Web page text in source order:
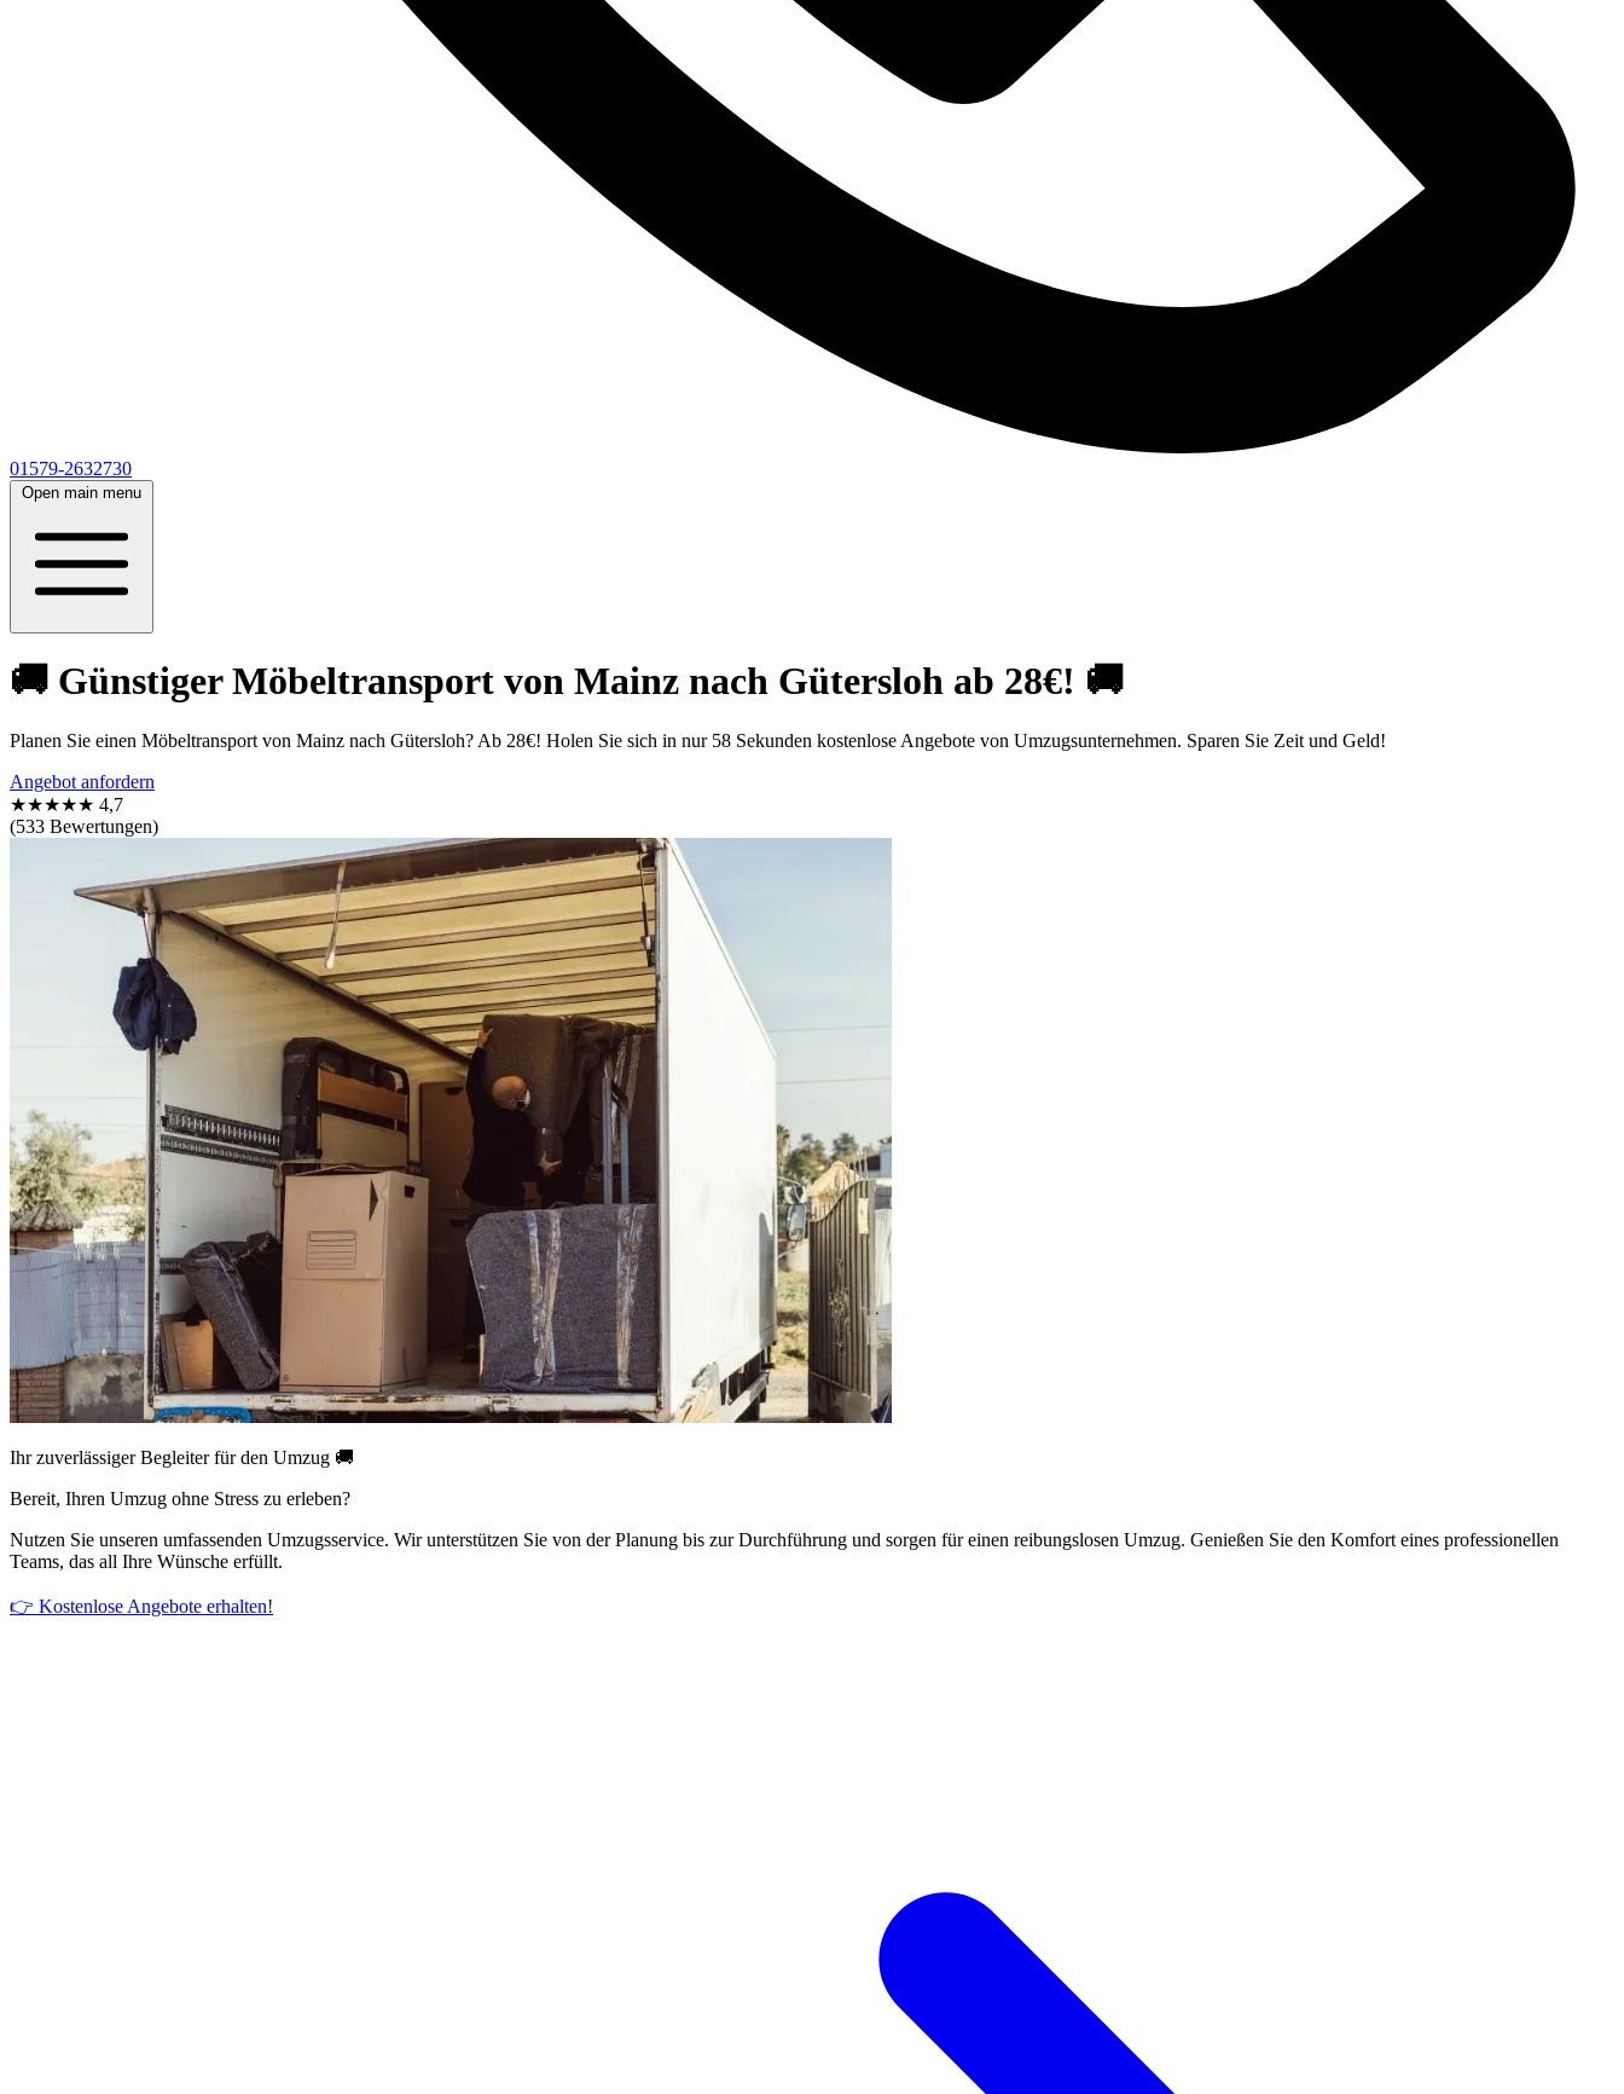
01579-2632730
Open main menu
🚚 Günstiger Möbeltransport von Mainz nach Gütersloh ab 28€! 🚚
Planen Sie einen Möbeltransport von Mainz nach Gütersloh? Ab 28€! Holen Sie sich in nur 58 Sekunden kostenlose Angebote von Umzugsunternehmen. Sparen Sie Zeit und Geld!
Angebot anfordern
★★★★★ 4,7
(533 Bewertungen)
Ihr zuverlässiger Begleiter für den Umzug 🚚
Bereit, Ihren Umzug ohne Stress zu erleben?
Nutzen Sie unseren umfassenden Umzugsservice. Wir unterstützen Sie von der Planung bis zur Durchführung und sorgen für einen reibungslosen Umzug. Genießen Sie den Komfort eines professionellen
Teams, das all Ihre Wünsche erfüllt.
👉 Kostenlose Angebote erhalten!